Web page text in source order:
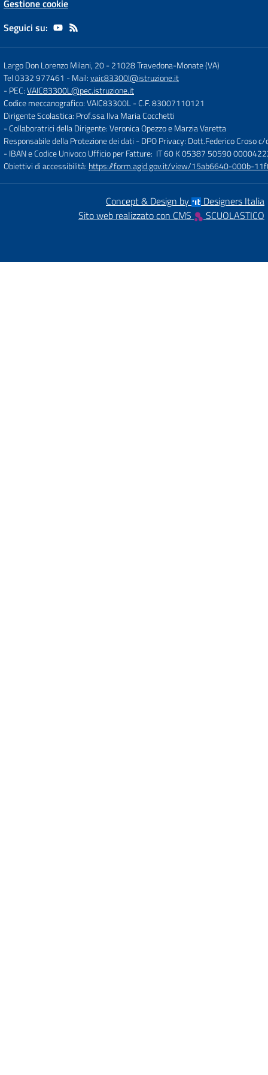
Gestione cookie
Seguici su:
Largo Don Lorenzo Milani, 20-21028 Travedona-Monate (VA)
Tel 0332 977461 - Mail:vaic83300l@istruzione.it
- PEC:VAIC83300L@pec.istruzione.it
Codice meccanografico: VAIC83300L- C.F. 83007110121
Dirigente Scolastica: Prof.ssa Ilva Maria Cocchetti
- Collaboratrici della Dirigente: Veronica Opezzo e Marzia Varetta
Responsabile della Protezione dei dati - DPO Privacy: Dott.Federico Croso
- IBAN e Codice Univoco Ufficio per Fatture: IT 60 K 05387 50590
Obiettivi di accessibilità: https://form.agid.gov.it/view/15ab6640-000b-
Concept & Design by
Designers Italia
Sito web realizzato con CMS
SCUOLASTICO